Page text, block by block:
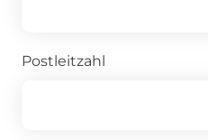
Postleitzahl